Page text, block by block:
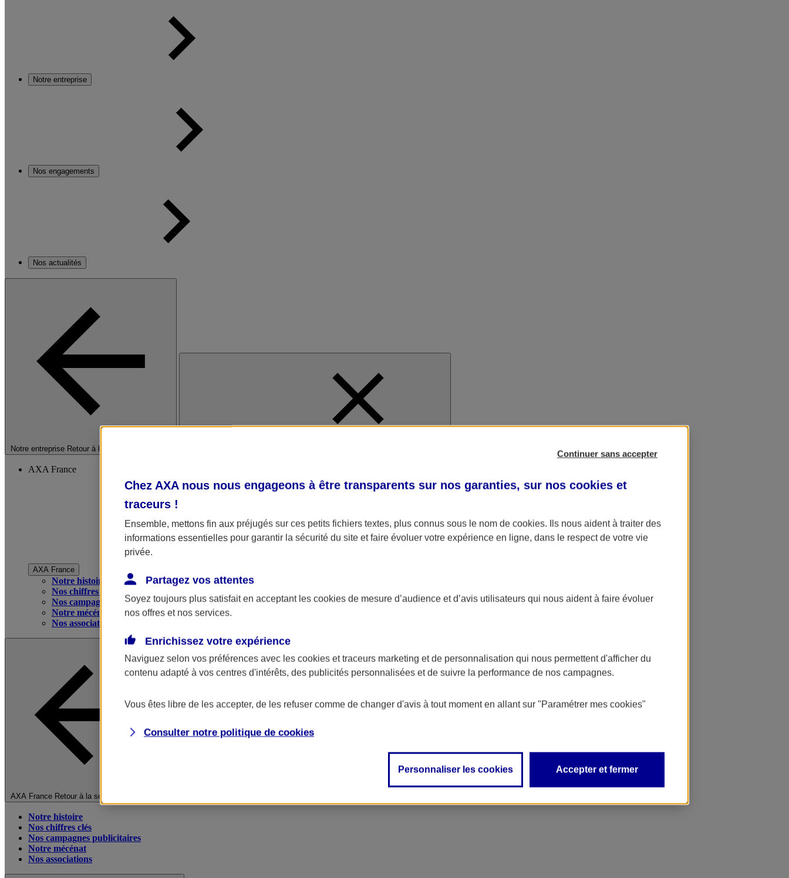
Notre entreprise
Nos engagements
Nos actualités
Notre entreprise Retour à la section précédente
AXA France
AXA France
Notre histoire
Nos chiffres clés
Nos campagnes publicitaires
Notre mécénat
Nos associations
AXA France Retour à la section précédente
Notre histoire
Nos chiffres clés
Nos campagnes publicitaires
Notre mécénat
Nos associations
Continuer sans accepter
Chez AXA nous nous engageons à être transparents sur nos garanties, sur nos cookies et
traceurs !
Ensemble, mettons fin aux préjugés sur ces petits fichiers textes, plus connus sous le nom de cookies. Ils nous aident à traiter des
informations essentielles pour garantir la sécurité du site et faire évoluer votre expérience en ligne, dans le respect de votre vie
privée.
Partagez vos attentes
Soyez toujours plus satisfait en acceptant les cookies de mesure d’audience et d’avis utilisateurs qui nous aident à faire évoluer
nos offres et nos services.
Enrichissez votre expérience
Naviguez selon vos préférences avec les cookies et traceurs marketing et de personnalisation qui nous permettent d'afficher du
contenu adapté à vos centres d'intérêts, des publicités personnalisées et de suivre la performance de nos campagnes.
Vous êtes libre de les accepter, de les refuser comme de changer d'avis à tout moment en allant sur "Paramétrer mes cookies"
Consulter notre politique de cookies
Personnaliser les cookies Accepter et fermer